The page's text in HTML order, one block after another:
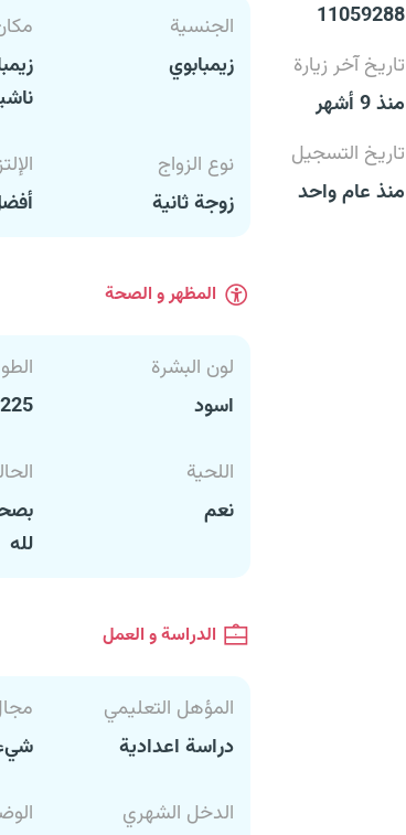
11059288
تاريخ آخر زيارة
منذ 9 أشهر
تاريخ التسجيل
منذ عام واحد
الجنسية
زيمبابوي
نوع الزواج
زوجة ثانية
المظهر و الصحة
لون البشرة
اسود
225 سم , 160 كغ
اللحية
نعم
لله
الدراسة و العمل
المؤهل التعليمي
دراسة اعدادية
الدخل الشهري